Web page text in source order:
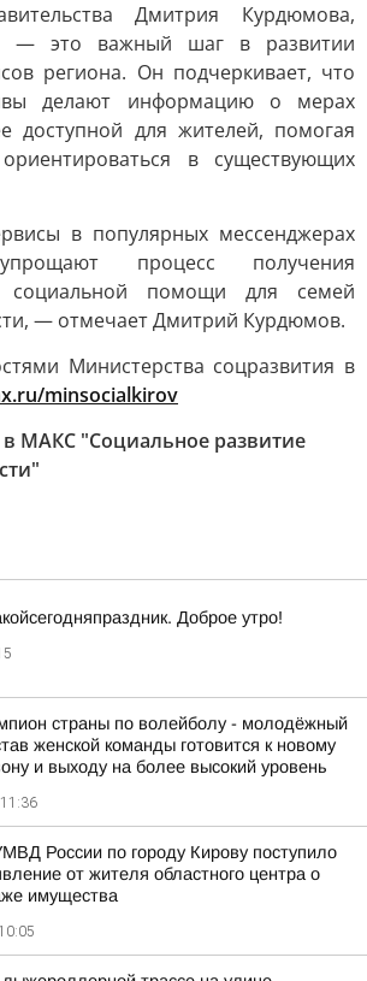
Дмитрия Курдюмова,
— это важный шаг в развитии
региона. Он подчеркивает, что
делают информацию о мерах
доступной для жителей, помогая
в существующих
в популярных мессенджерах
процесс получения
помощи для семей
— отмечает Дмитрий Курдюмов.
Министерства соцразвития в
minsocialkirov
в МАКС "Социальное развитие
Доброе утро!
страны по волейболу - молодёжный
женской команды готовится к новому
и выходу на более высокий уровень
11:36
России по городу Кирову поступило
от жителя областного центра о
имущества
10:05